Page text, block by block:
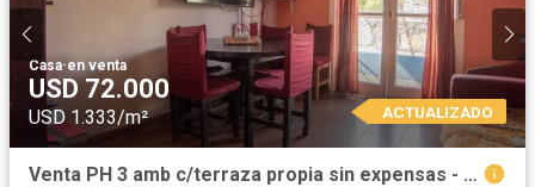
Casa·en venta
USD 72.000
USD 1.333/m² ACTUALIZADO
Venta PH 3 amb c/terraza propia sin expensas - San Andrés